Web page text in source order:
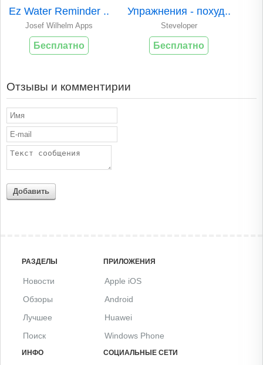
Ez Water Reminder ..
Josef Wilhelm Apps
Бесплатно
Упражнения - похуд..
Steveloper
Бесплатно
Отзывы и комментирии
Добавить
РАЗДЕЛЫ
Новости
Обзоры
Лучшее
Поиск
ПРИЛОЖЕНИЯ
Apple iOS
Android
Huawei
Windows Phone
ИНФО СОЦИАЛЬНЫЕ СЕТИ